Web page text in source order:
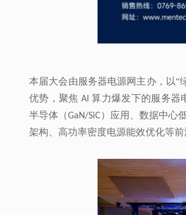
优势，聚焦 AI
半导体（GaN/SiC）应用、数据中心
架构、高功率密度电源能效优化等前